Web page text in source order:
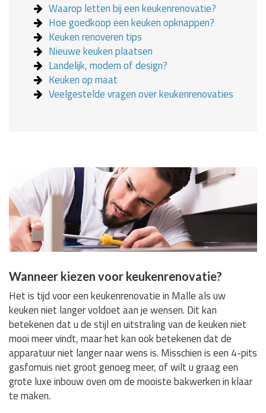
Waarop letten bij een keukenrenovatie?
Hoe goedkoop een keuken opknappen?
Keuken renoveren tips
Nieuwe keuken plaatsen
Landelijk, modern of design?
Keuken op maat
Veelgestelde vragen over keukenrenovaties
Wanneer kiezen voor keukenrenovatie?
Het is tijd voor een keukenrenovatie in Malle als uw
keuken niet langer voldoet aan je wensen. Dit kan
betekenen dat u de stijl en uitstraling van de keuken niet
mooi meer vindt, maar het kan ook betekenen dat de
apparatuur niet langer naar wens is. Misschien is een 4-pits
gasfornuis niet groot genoeg meer, of wilt u graag een
grote luxe inbouw oven om de mooiste bakwerken in klaar
te maken.